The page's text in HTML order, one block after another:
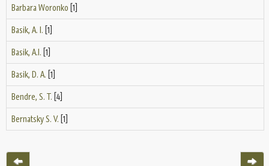
Barbara Woronko [1]
Basik, A. I. [1]
Basik, A.I. [1]
Basik, D. A. [1]
Bendre, S. T. [4]
Bernatsky S. V. [1]